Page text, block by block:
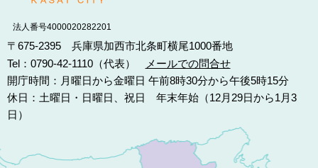
法人番号4000020282201
〒675-2395 兵庫県加西市北条町横尾1000番地
Tel：0790-42-1110（代表）
メールでの問合せ
開庁時間：月曜日から金曜日 午前8時30分から午後5時15分
休日：土曜日・日曜日、祝日 年末年始（12月29日から1月3
日）